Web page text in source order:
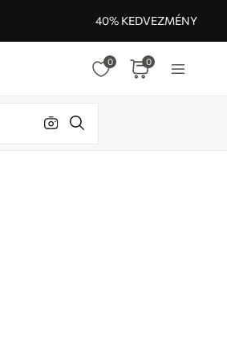
40% KEDVEZMÉNY
0 0